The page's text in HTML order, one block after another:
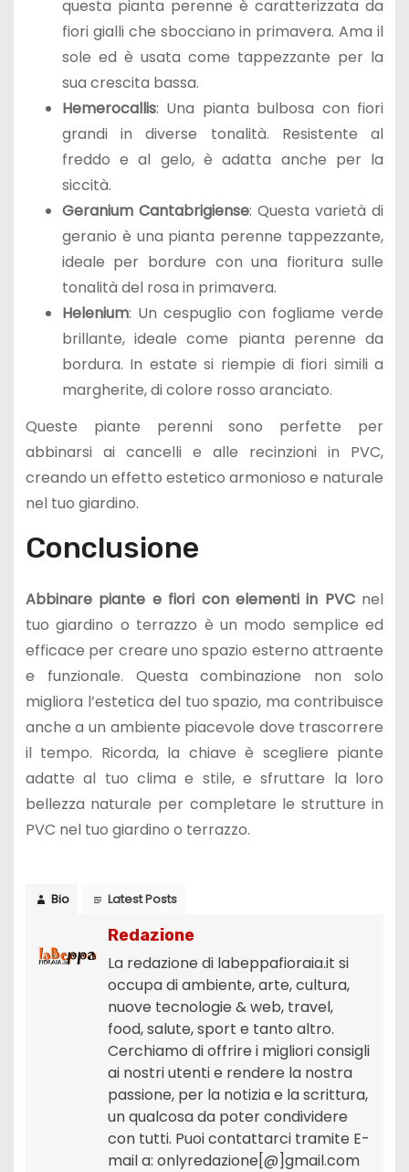
questa pianta perenne è caratterizzata da
fiori gialli che sbocciano in primavera. Ama il
sole ed è usata come tappezzante per la
sua crescita bassa.
Hemerocallis: Una pianta bulbosa con fiori
grandi in diverse tonalità. Resistente al
freddo e al gelo, è adatta anche per la
siccità.
Geranium Cantabrigiense: Questa varietà di
geranio è una pianta perenne tappezzante,
ideale per bordure con una fioritura sulle
tonalità del rosa in primavera.
Helenium: Un cespuglio con fogliame verde
brillante, ideale come pianta perenne da
bordura. In estate si riempie di fiori simili a
margherite, di colore rosso aranciato.
Queste piante perenni sono perfette per
abbinarsi ai cancelli e alle recinzioni in PVC,
creando un effetto estetico armonioso e naturale
nel tuo giardino.
Conclusione
Abbinare piante e fiori con elementi in PVCnel
tuo giardino o terrazzo è un modo semplice ed
efficace per creare uno spazio esterno attraente
e funzionale. Questa combinazione non solo
migliora l’estetica del tuo spazio, ma contribuisce
anche a un ambiente piacevole dove trascorrere
il tempo. Ricorda, la chiave è scegliere piante
adatte al tuo clima e stile, e sfruttare la loro
bellezza naturale per completare le strutture in
PVC nel tuo giardino o terrazzo.
Bio Latest Posts
Redazione
La redazione di labeppafioraia.it si
occupa di ambiente, arte, cultura,
nuove tecnologie & web, travel,
food, salute, sport e tanto altro.
Cerchiamo di offrire i migliori consigli
ai nostri utenti e rendere la nostra
passione, per la notizia e la scrittura,
un qualcosa da poter condividere
con tutti. Puoi contattarci tramite E-
mail a: onlyredazione[@]gmail.com